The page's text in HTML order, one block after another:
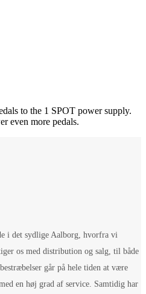
to the 1 SPOT power supply.
even more pedals.
i det sydlige Aalborg, hvorfra vi
os med distribution og salg, til både
går på hele tiden at være
en høj grad af service. Samtidig har